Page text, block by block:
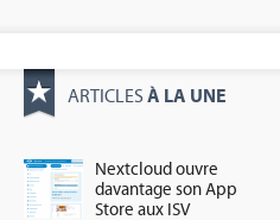
ARTICLES À LA UNE
Nextcloud ouvre
davantage son App
Store aux ISV